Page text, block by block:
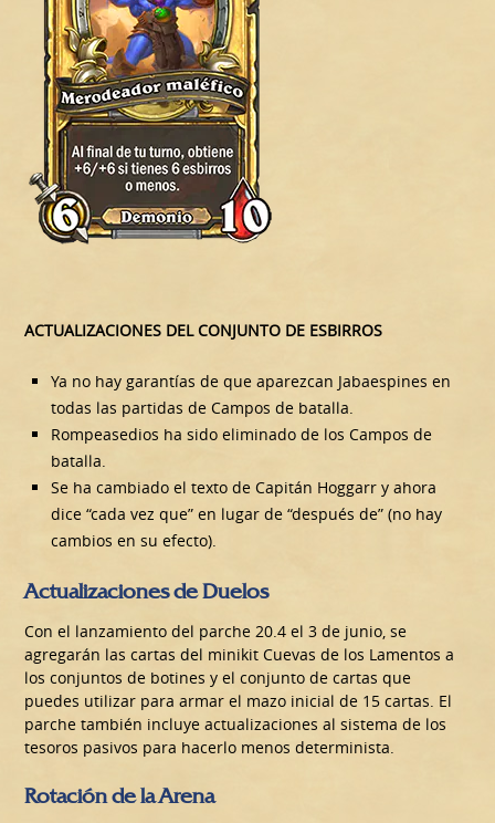
ACTUALIZACIONES DEL CONJUNTO DE ESBIRROS
Ya no hay garantías de que aparezcan Jabaespines en
todas las partidas de Campos de batalla.
Rompeasedios ha sido eliminado de los Campos de
batalla.
Se ha cambiado el texto de Capitán Hoggarr y ahora
dice “cada vez que” en lugar de “después de” (no hay
cambios en su efecto).
Actualizaciones de Duelos
Con el lanzamiento del parche 20.4 el 3 de junio, se
agregarán las cartas del minikit Cuevas de los Lamentos a
los conjuntos de botines y el conjunto de cartas que
puedes utilizar para armar el mazo inicial de 15 cartas. El
parche también incluye actualizaciones al sistema de los
tesoros pasivos para hacerlo menos determinista.
Rotación de la Arena